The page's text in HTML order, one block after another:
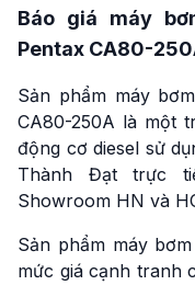
Báo giá máy
Pentax CA80-
Sản phẩm máy
CA80-250A là một
động cơ diesel sử
Thành Đạt trực
Showroom HN và
Sản phẩm máy
mức giá cạnh tranh